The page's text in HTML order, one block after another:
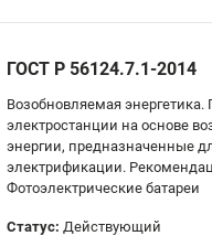
ГОСТ Р 56124.7.1-2014
Возобновляемая энергетика.
электростанции на основе
энергии, предназначенные
электрификации.
Фотоэлектрические батареи
Статус: Действующий